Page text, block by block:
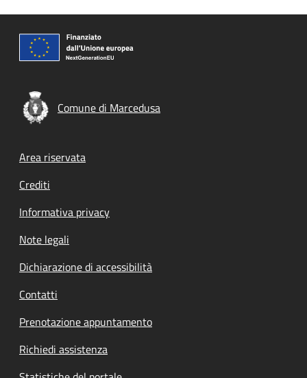
Comune di Marcedusa
Footer menu
Area riservata
Crediti
Informativa privacy
Note legali
Dichiarazione di accessibilità
Contatti
Prenotazione appuntamento
Richiedi assistenza